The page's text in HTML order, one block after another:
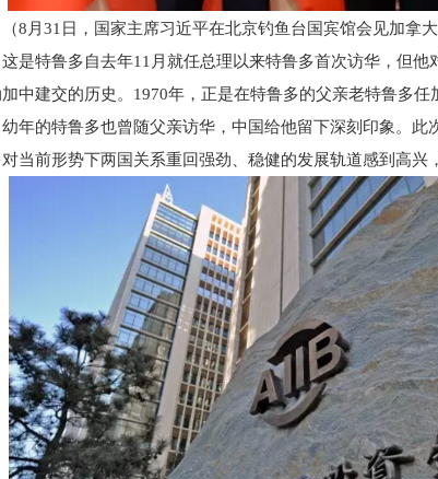
（8月31日，国家主席习近平在北京钓鱼台国宾馆会见加拿
这是特鲁多自去年11月就任总理以来特鲁多首次访华，但
中建交的历史。1970年，正是在特鲁多的父亲老特鲁多任
幼年的特鲁多也曾随父亲访华，中国给他留下深刻印象。
当前形势下两国关系重回强劲、稳健的发展轨道感到高兴